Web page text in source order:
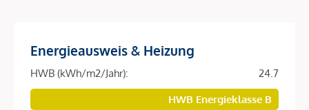
späteren Zeitpunkt selbst nutzt suchen, für zukünftigen
Studenten in der eigenen Familie oder als Wertanlage für
die Enkel oder zur Unterstützung der jungen Familie. Die
durchdachten Grundrisse, die hochwertige Ausstattung
Energieausweis & Heizung
HWB (kWh/m2/Jahr):
24.7
HWB Energieklasse B